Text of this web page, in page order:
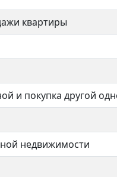
квартиры
и покупка другой
недвижимости